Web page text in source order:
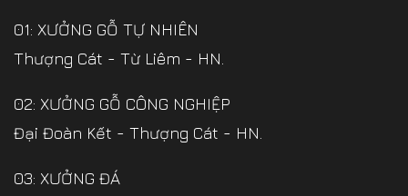
01: XƯỞNG GỖ TỰ NHIÊN
Thượng Cát - Từ Liêm - HN.
02: XƯỞNG GỖ CÔNG NGHIỆP
Đại Đoàn Kết - Thượng Cát - HN.
03: XƯỞNG ĐÁ